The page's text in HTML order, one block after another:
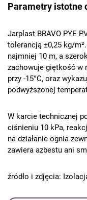
Parametry istotne
Jarplast BRAVO PYE
tolerancją ±0,25 kg/
najmniej 10 m, a
zachowuje giętkość w
przy -15°C, oraz
podwyższonej
W karcie technicznej
ciśnieniu 10 kPa,
na działanie ognia
zawiera azbestu ani
źródło i zdjęcia: